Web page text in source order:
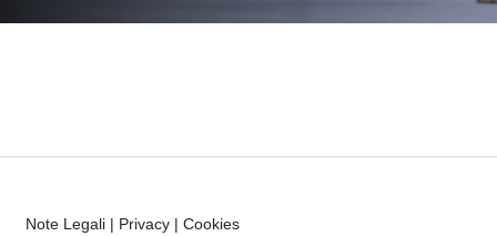
Note Legali | Privacy | Cookies